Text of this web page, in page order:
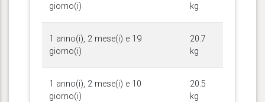
giorno(i)
kg
1 anno(i), 2 mese(i) e 19
giorno(i)
20.7
kg
1 anno(i), 2 mese(i) e 10
giorno(i)
20.5
kg